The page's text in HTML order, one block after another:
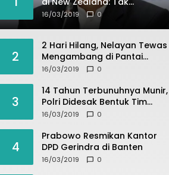
Berperikemanusiaan!
16/03/2019 0
2
2 Hari Hilang, Nelayan Tewas
Mengambang di Pantai
Cipalawah Garut
16/03/2019 0
3
14 Tahun Terbunuhnya Munir,
Polri Didesak Bentuk Tim
Khusus
16/03/2019 0
4
Prabowo Resmikan Kantor
DPD Gerindra di Banten
16/03/2019 0